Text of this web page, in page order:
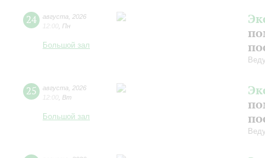
24 августа
2026
12:00 Пн
Большой зал
25 августа
2026
12:00 Вт
Большой зал